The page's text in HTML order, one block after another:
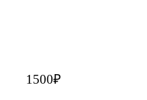
1500₽